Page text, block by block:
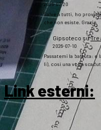
2026-07-20
Salve a tutti, ho
che non esiste. Grazie
Gipsoteco suTre
2026-07-10
Passatemi la battuta: e
lì), così una volta
Link esterni: